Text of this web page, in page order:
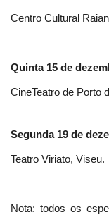
Centro Cultural
Quinta 15 de
CineTeatro de Porto
Segunda 19 de
Teatro Viriato, Viseu.
Nota: todos os